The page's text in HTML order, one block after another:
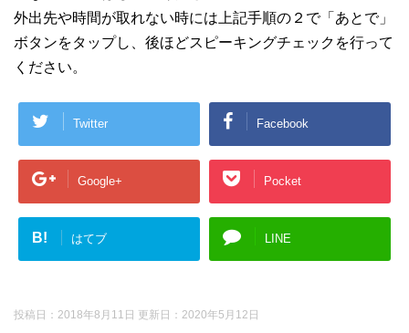
外出先や時間が取れない時には上記手順の２で「あとで」
ボタンをタップし、後ほどスピーキングチェックを行って
ください。
Twitter Facebook
Google+ Pocket
B! はてブ LINE
投稿日：2018年8月11日 更新日： 2020年5月12日